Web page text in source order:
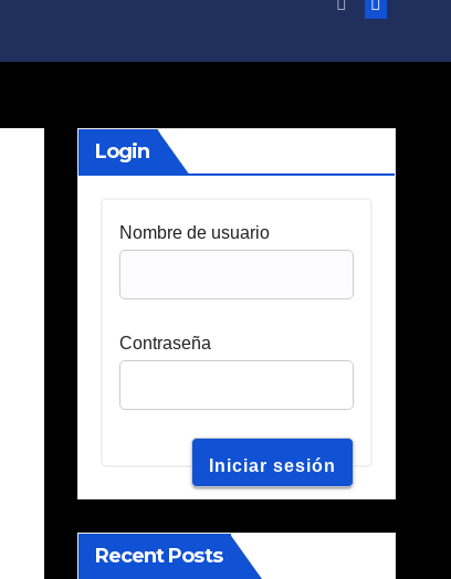
Login
Nombre de usuario
Contraseña
Recent Posts